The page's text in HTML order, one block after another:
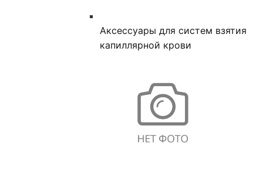
Аксессуары для систем взятия
капиллярной крови